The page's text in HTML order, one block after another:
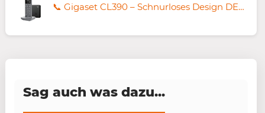
📞 Gigaset CL390 – Schnurloses Design DECT-Telefon + Basisstation für 29,99€ (statt 38€)
Sag auch was dazu...